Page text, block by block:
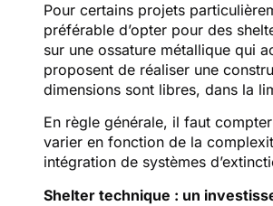
Pour certains projets
préférable d’opter pour des
sur une ossature métallique qui
proposent de réaliser une
dimensions sont libres, dans la
En règle générale, il faut
varier en fonction de la
intégration de systèmes
Shelter technique : un